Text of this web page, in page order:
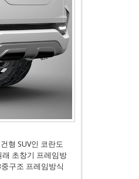
형 SUV인 코란도
초창기 프레임방
구조 프레임방식